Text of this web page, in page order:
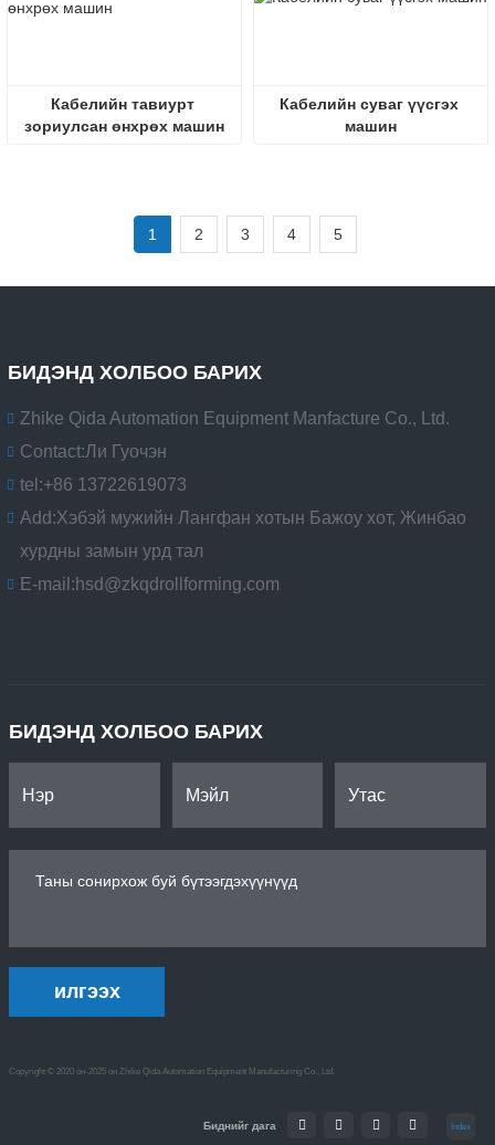
Кабелийн тавиурт
зориулсан өнхрөх машин
Кабелийн суваг үүсгэх
машин
1 2 3 4 5
БИДЭНД ХОЛБОО БАРИХ
Zhike Qida Automation Equipment Manfacture Co., Ltd.
Contact:Ли Гуочэн
tel:+86 13722619073
Add:Хэбэй мужийн Лангфан хотын Бажоу хот, Жинбао
хурдны замын урд тал
E-mail: hsd@zkqdrollforming.com
БИДЭНД ХОЛБОО БАРИХ
илгээх
Copyright © 2020 он-2025 он Zhike Qida Automation Equipment Manufacturing Co., Ltd.
Биднийг дага Index